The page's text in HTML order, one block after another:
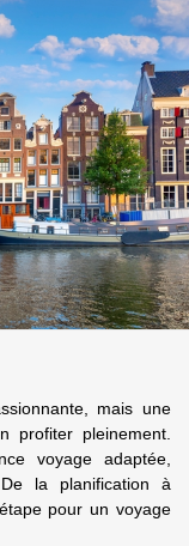
mais une
profiter pleinement.
voyage adaptée,
la planification à
pour un voyage